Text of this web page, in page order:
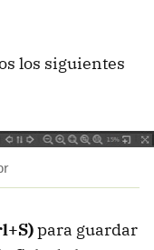
los siguientes
para guardar